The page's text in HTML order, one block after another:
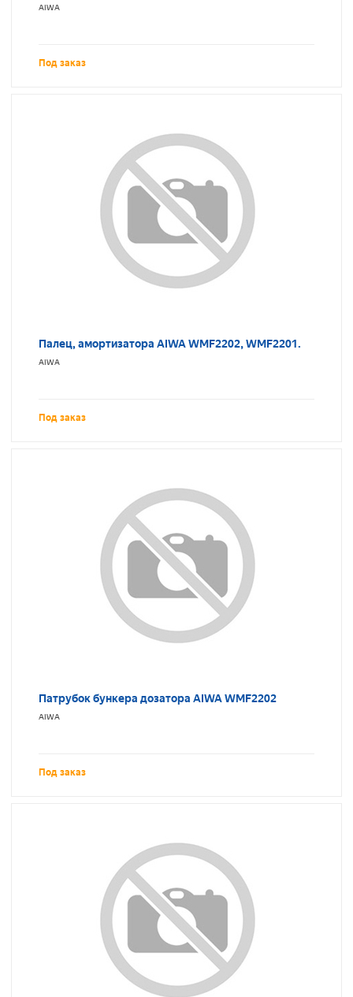
AIWA
Под заказ
Палец, амортизатора AIWA WMF2202, WMF2201.
AIWA
Под заказ
Патрубок бункера дозатора AIWA WMF2202
AIWA
Под заказ